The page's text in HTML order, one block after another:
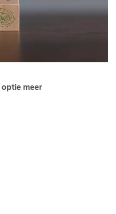
optie meer